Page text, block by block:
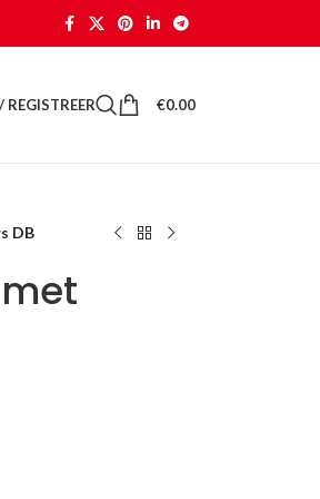
REGISTREER €0.00
DB